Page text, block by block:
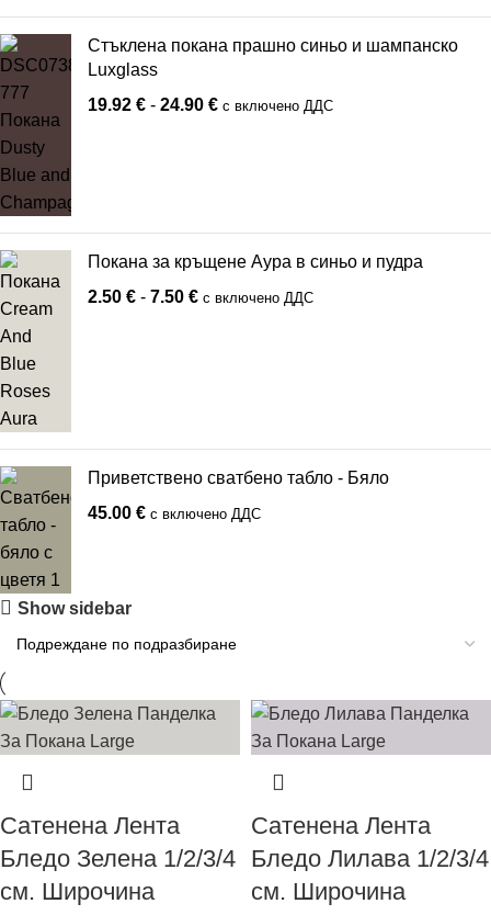
Стъклена покана прашно синьо и шампанско
Luxglass
19.92 € - 24.90 € с включено ДДС
Покана за кръщене Аура в синьо и пудра
2.50 € - 7.50 € с включено ДДС
Приветствено сватбено табло - Бяло
45.00 € с включено ДДС
Show sidebar
Сатенена Лента
Бледо Зелена 1/2/3/4
см. Широчина
Сатенена Лента
Бледо Лилава 1/2/3/4
см. Широчина